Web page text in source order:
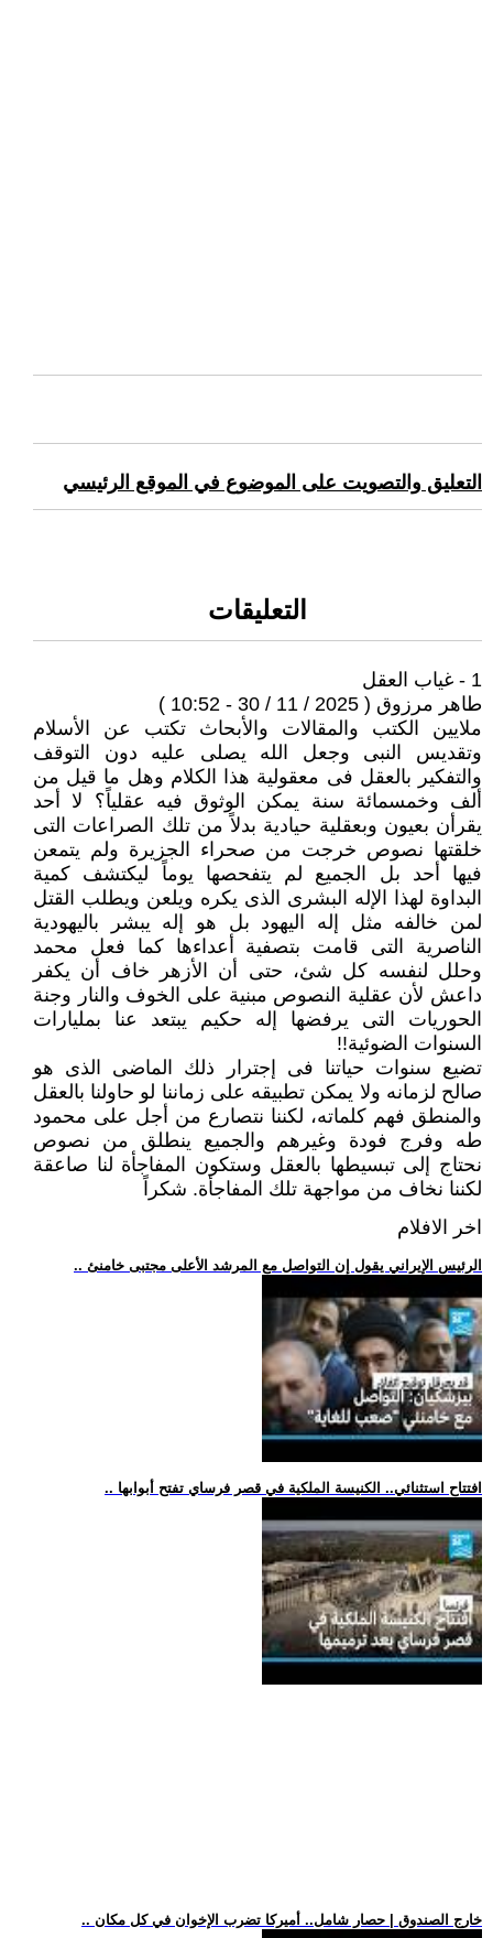
التعليق والتصويت على الموضوع في الموقع الرئيسي
التعليقات
1 - غياب العقل
طاهر مرزوق ( 2025 / 11 / 30 - 10:52 )
ملايين الكتب والمقالات والأبحاث تكتب عن الأسلام
وتقديس النبى وجعل الله يصلى عليه دون التوقف
والتفكير بالعقل فى معقولية هذا الكلام وهل ما قيل من
ألف وخمسمائة سنة يمكن الوثوق فيه عقلياً؟ لا أحد
يقرأن بعيون وبعقلية حيادية بدلاً من تلك الصراعات التى
خلقتها نصوص خرجت من صحراء الجزيرة ولم يتمعن
فيها أحد بل الجميع لم يتفحصها يوماً ليكتشف كمية
البداوة لهذا الإله البشرى الذى يكره ويلعن ويطلب القتل
لمن خالفه مثل إله اليهود بل هو إله يبشر باليهودية
الناصرية التى قامت بتصفية أعداءها كما فعل محمد
وحلل لنفسه كل شئ، حتى أن الأزهر خاف أن يكفر
داعش لأن عقلية النصوص مبنية على الخوف والنار وجنة
الحوريات التى يرفضها إله حكيم يبتعد عنا بمليارات
السنوات الضوئية!!
تضيع سنوات حياتنا فى إجترار ذلك الماضى الذى هو
صالح لزمانه ولا يمكن تطبيقه على زماننا لو حاولنا بالعقل
والمنطق فهم كلماته، لكننا نتصارع من أجل على محمود
طه وفرج فودة وغيرهم والجميع ينطلق من نصوص
نحتاج إلى تبسيطها بالعقل وستكون المفاجأة لنا صاعقة
لكننا نخاف من مواجهة تلك المفاجأة. شكراً
اخر الافلام
.. الرئيس الإيراني يقول إن التواصل مع المرشد الأعلى مجتبى خامنئ
.. افتتاح استثنائي.. الكنيسة الملكية في قصر فرساي تفتح أبوابها
.. خارج الصندوق | حصار شامل.. أميركا تضرب الإخوان في كل مكان